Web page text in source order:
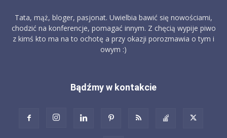
Tata, mąż, bloger, pasjonat. Uwielbia bawić się nowościami,
chodzić na konferencje, pomagać innym. Z chęcią wypije piwo
z kimś kto ma na to ochotę a przy okazji porozmawia o tym i
owym :)
Bądźmy w kontakcie